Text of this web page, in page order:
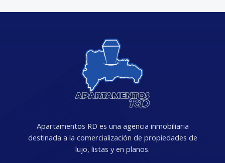
Apartamentos RD es una agencia inmobiliaria
destinada a la comercialización de propiedades de
lujo, listas y en planos.